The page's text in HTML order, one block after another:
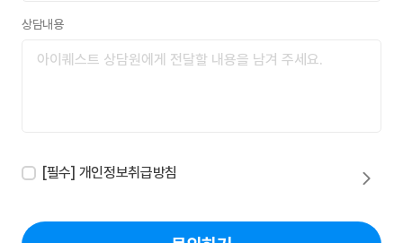
상담내용
[필수] 개인정보취급방침